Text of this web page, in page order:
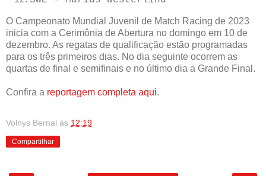
O Campeonato Mundial Juvenil de Match Racing de 2023
inicia com a Cerimônia de Abertura no domingo em 10 de
dezembro. As regatas de qualificação estão programadas
para os três primeiros dias. No dia seguinte ocorrem as
quartas de final e semifinais e no último dia a Grande Final.
Confira a reportagem completa aqui.
Volnys Bernal às 12:19
Compartilhar